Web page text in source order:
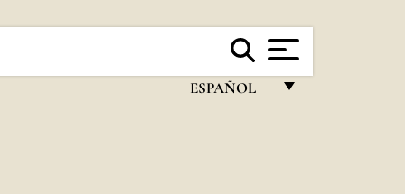
ESPAÑOL